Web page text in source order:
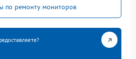
по ремонту мониторов